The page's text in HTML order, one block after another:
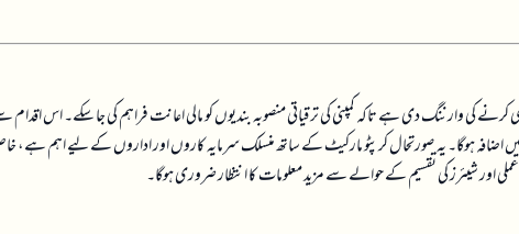
کرنے کی وارننگ دی ہے تاکہ کمپنی کی ترقیاتی منصوبہ بندیوں کو مالی اعانت فراہم کی جا سکے۔ اس
اضافہ ہوگا۔ یہ صورتحال کرپٹو مارکیٹ کے ساتھ منسلک سرمایہ کاروں اور اداروں کے لیے اہم ہے،
اور شیئرز کی تقسیم کے حوالے سے مزید معلومات کا انتظار ضروری ہوگا۔